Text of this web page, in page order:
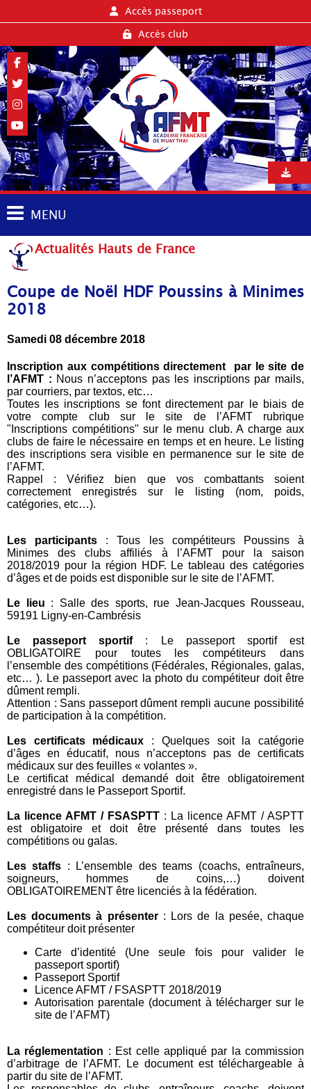
Accès passeport
Accès club
MENU
Actualités Hauts de France
Coupe de Noël HDF Poussins à Minimes
2018
Samedi 08 décembre 2018
Inscription aux compétitions directement par le site de
l’AFMT : Nous n’acceptons pas les inscriptions par mails,
par courriers, par textos, etc…
Toutes les inscriptions se font directement par le biais de
votre compte club sur le site de l’AFMT rubrique
"Inscriptions compétitions" sur le menu club. A charge aux
clubs de faire le nécessaire en temps et en heure. Le listing
des inscriptions sera visible en permanence sur le site de
l’AFMT.
Rappel : Vérifiez bien que vos combattants soient
correctement enregistrés sur le listing (nom, poids,
catégories, etc…).
Les participants : Tous les compétiteurs Poussins à
Minimes des clubs affiliés à l’AFMT pour la saison
2018/2019 pour la région HDF. Le tableau des catégories
d’âges et de poids est disponible sur le site de l’AFMT.
Le lieu : Salle des sports, rue Jean-Jacques Rousseau,
59191 Ligny-en-Cambrésis
Le passeport sportif: Le passeport sportif est
OBLIGATOIRE pour toutes les compétiteurs dans
l’ensemble des compétitions (Fédérales, Régionales, galas,
etc… ). Le passeport avec la photo du compétiteur doit être
dûment rempli.
Attention : Sans passeport dûment rempli aucune possibilité
de participation à la compétition.
Les certificats médicaux : Quelques soit la catégorie
d’âges en éducatif, nous n’acceptons pas de certificats
médicaux sur des feuilles « volantes ».
Le certificat médical demandé doit être obligatoirement
enregistré dans le Passeport Sportif.
La licence AFMT / FSASPTT : La licence AFMT / ASPTT
est obligatoire et doit être présenté dans toutes les
compétitions ou galas.
Les staffs : L’ensemble des teams (coachs, entraîneurs,
soigneurs, hommes de coins,…) doivent
OBLIGATOIREMENT être licenciés à la fédération.
Les documents à présenter: Lors de la pesée, chaque
compétiteur doit présenter
Carte d’identité (Une seule fois pour valider le
passeport sportif)
Passeport Sportif
Licence AFMT / FSASPTT 2018/2019
Autorisation parentale (document à télécharger sur le
site de l’AFMT)
La réglementation : Est celle appliqué par la commission
d’arbitrage de l’AFMT. Le document est téléchargeable à
partir du site de l’AFMT.